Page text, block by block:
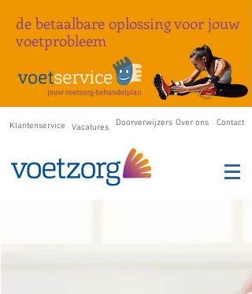
de betaalbare oplossingvoor jouw
voetprobleem
Klantenservice Vacatures Doorverwijzers Over ons Contact